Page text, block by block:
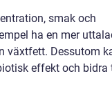
smak och
ha en mer
växtfett. Dessutom
effekt och bidra